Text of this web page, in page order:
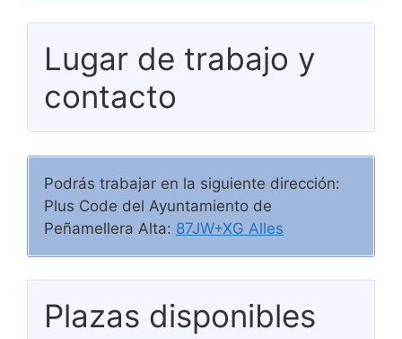
Lugar de trabajo y
contacto
Podrás trabajar en la siguiente dirección:
Plus Code del Ayuntamiento de
Peñamellera Alta: 87JW+XG Alles
Plazas disponibles